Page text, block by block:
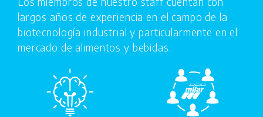
largos años de experiencia en el campo de la
biotecnología industrial y particularmente en el
mercado de alimentos y bebidas.